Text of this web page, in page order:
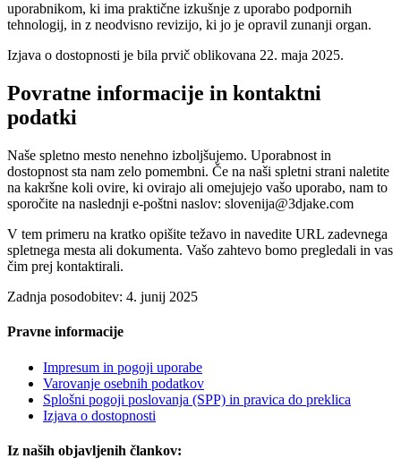
uporabnikom, ki ima praktične izkušnje z uporabo podpornih
tehnologij, in z neodvisno revizijo, ki jo je opravil zunanji organ.
Izjava o dostopnosti je bila prvič oblikovana 22. maja 2025.
Povratne informacije in kontaktni
podatki
Naše spletno mesto nenehno izboljšujemo. Uporabnost in
dostopnost sta nam zelo pomembni. Če na naši spletni strani naletite
na kakršne koli ovire, ki ovirajo ali omejujejo vašo uporabo, nam to
sporočite na naslednji e-poštni naslov: slovenija@3djake.com
V tem primeru na kratko opišite težavo in navedite URL zadevnega
spletnega mesta ali dokumenta. Vašo zahtevo bomo pregledali in vas
čim prej kontaktirali.
Zadnja posodobitev: 4. junij 2025
Pravne informacije
Impresum in pogoji uporabe
Varovanje osebnih podatkov
Splošni pogoji poslovanja (SPP) in pravica do preklica
Izjava o dostopnosti
Iz naših objavljenih člankov: